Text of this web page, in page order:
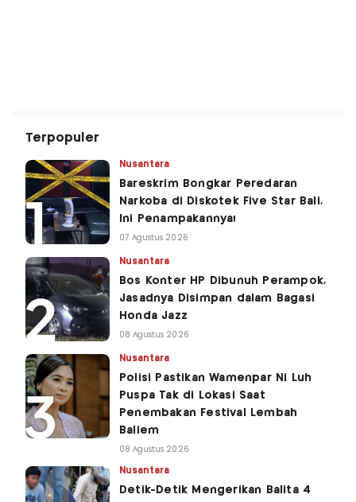
Terpopuler
Nusantara
Bareskrim Bongkar Peredaran
Narkoba di Diskotek Five Star Bali,
Ini Penampakannya!
07 Agustus 2026
Nusantara
Bos Konter HP Dibunuh Perampok,
Jasadnya Disimpan dalam Bagasi
Honda Jazz
08 Agustus 2026
Nusantara
Polisi Pastikan Wamenpar Ni Luh
Puspa Tak di Lokasi Saat
Penembakan Festival Lembah
Baliem
08 Agustus 2026
Nusantara
Detik-Detik Mengerikan Balita 4